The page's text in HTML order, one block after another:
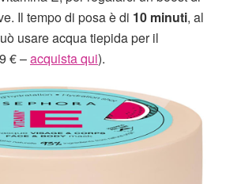
Il tempo di posa è di 10 minuti, al
usare acqua tiepida per il
€ –acquista qui).